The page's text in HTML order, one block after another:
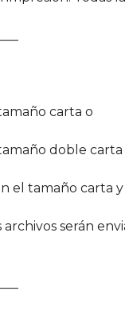
carta o
doble
el tamaño carta
serán